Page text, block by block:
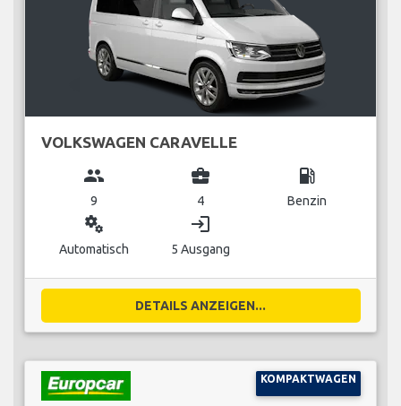
VOLKSWAGEN CARAVELLE
group
9
business_center
4
local_gas_station
Benzin
miscellaneous_services
Automatisch
login
5 Ausgang
DETAILS ANZEIGEN...
KOMPAKTWAGEN